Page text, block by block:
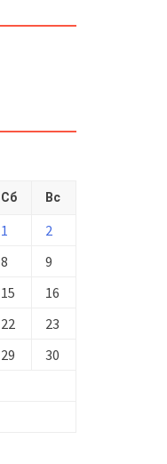
Сб Вс
1
2
8
9
15
16
22
23
29
30